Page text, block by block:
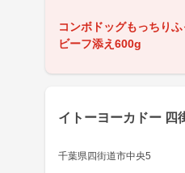
コンボドッグもっちり
ビーフ添え600g
イトーヨーカドー 四
千葉県四街道市中央5